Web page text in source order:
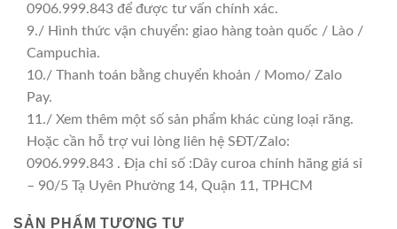
0906.999.843 để được tư vấn chính xác.
9./ Hình thức vận chuyển: giao hàng toàn quốc / Lào /
Campuchia.
10./ Thanh toán bằng chuyển khoản / Momo/ Zalo
Pay.
11./ Xem thêm một số sản phẩm khác cùng loại răng.
Hoặc cần hỗ trợ vui lòng liên hệ SĐT/Zalo:
0906.999.843 . Địa chỉ số :Dây curoa chính hãng giá sỉ
– 90/5 Tạ Uyên Phường 14, Quận 11, TPHCM
SẢN PHẨM TƯƠNG TỰ